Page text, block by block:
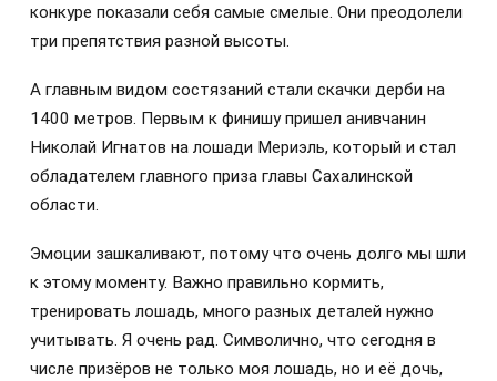
конкуре показали себя самые смелые. Они преодолели
три препятствия разной высоты.
А главным видом состязаний стали скачки дерби на
1400 метров. Первым к финишу пришел анивчанин
Николай Игнатов на лошади Мериэль, который и стал
обладателем главного приза главы Сахалинской
области.
Эмоции зашкаливают, потому что очень долго мы шли
к этому моменту. Важно правильно кормить,
тренировать лошадь, много разных деталей нужно
учитывать. Я очень рад. Символично, что сегодня в
числе призёров не только моя лошадь, но и её дочь,